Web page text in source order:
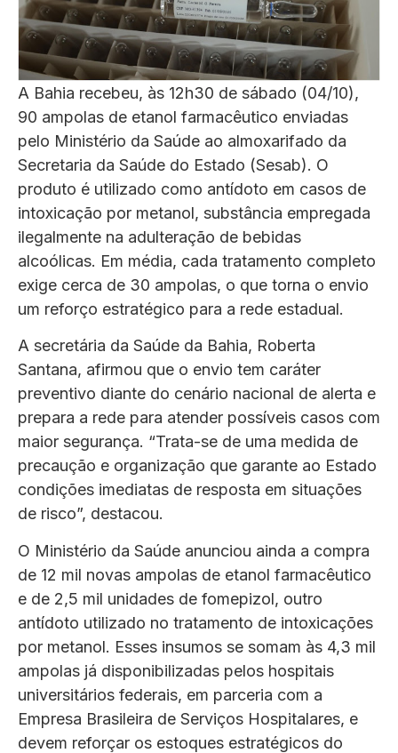
A Bahia recebeu, às 12h30 de sábado (04/10),
90 ampolas de etanol farmacêutico enviadas
pelo Ministério da Saúde ao almoxarifado da
Secretaria da Saúde do Estado (Sesab). O
produto é utilizado como antídoto em casos de
intoxicação por metanol, substância empregada
ilegalmente na adulteração de bebidas
alcoólicas. Em média, cada tratamento completo
exige cerca de 30 ampolas, o que torna o envio
um reforço estratégico para a rede estadual.
A secretária da Saúde da Bahia, Roberta
Santana, afirmou que o envio tem caráter
preventivo diante do cenário nacional de alerta e
prepara a rede para atender possíveis casos com
maior segurança. “Trata-se de uma medida de
precaução e organização que garante ao Estado
condições imediatas de resposta em situações
de risco”, destacou.
O Ministério da Saúde anunciou ainda a compra
de 12 mil novas ampolas de etanol farmacêutico
e de 2,5 mil unidades de fomepizol, outro
antídoto utilizado no tratamento de intoxicações
por metanol. Esses insumos se somam às 4,3 mil
ampolas já disponibilizadas pelos hospitais
universitários federais, em parceria com a
Empresa Brasileira de Serviços Hospitalares, e
devem reforçar os estoques estratégicos do